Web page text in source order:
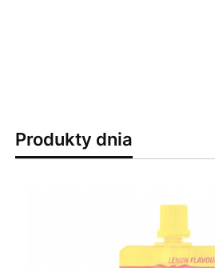
Produkty dnia